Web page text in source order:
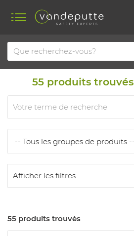
Home Produits Produits
55 produits trouvés
Afficher les filtres
55 produits trouvés